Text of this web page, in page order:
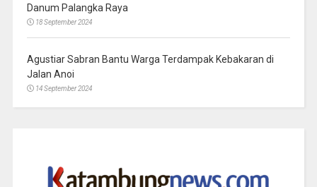
Danum Palangka Raya
18 September 2024
Agustiar Sabran Bantu Warga Terdampak Kebakaran di
Jalan Anoi
14 September 2024